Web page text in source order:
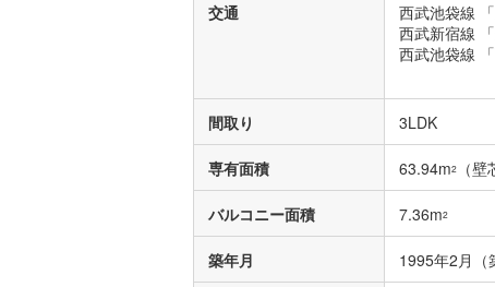
交通
西武池袋線
西武新宿線
西武池袋線
間取り 3LDK
専有面積 63.94m2 （壁
バルコニー面積 7.36m2
築年月 1995年2月（